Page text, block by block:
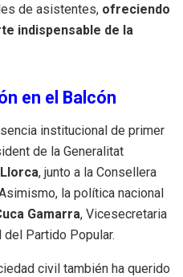
de asistentes, ofreciendo
indispensable de la
en el Balcón
institucional de primer
de la Generalitat
, junto a la Consellera
la política nacional
Gamarra, Vicesecretaria
Partido Popular.
civil también ha querido